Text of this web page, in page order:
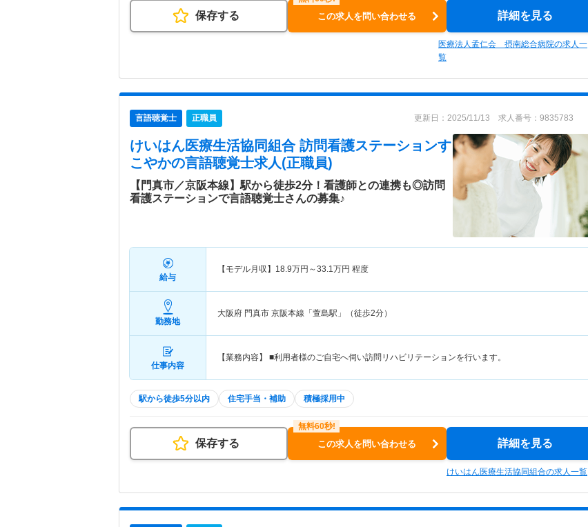
保存する この求人を問い合わせる 詳細を見る
医療法人孟仁会 摂南総合病院の求人一
覧
言語聴覚士 正職員 更新日：2025/11/13 求人番号：9835783
けいはん医療生活協同組合 訪問看護ステーションす
こやかの言語聴覚士求人(正職員)
【門真市／京阪本線】駅から徒歩2分！看護師との連携も◎訪問
看護ステーションで言語聴覚士さんの募集♪
給与
【モデル月収】 18.9万円～33.1万円 程度
勤務地
大阪府 門真市 京阪本線「萱島駅」（徒歩2分）
仕事内容
【業務内容】 ■利用者様のご自宅へ伺い訪問リハビリテーションを行います。
駅から徒歩5分以内 住宅手当・補助 積極採用中
保存する この求人を問い合わせる 詳細を見る
けいはん医療生活協同組合の求人一覧